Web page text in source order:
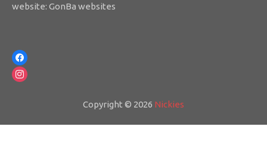
website: GonBa websites
facebook
instagram
Copyright © 2026 Nickies